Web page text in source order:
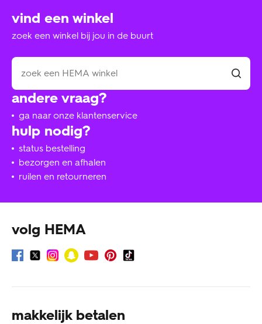
hulp nodig?
status bestelling
bezorgen en afhalen
ruilen en retourneren
andere vraag?
ga naar onze klantenservice
vind een winkel
zoek een winkel bij jou in de buurt
volg HEMA
makkelijk betalen